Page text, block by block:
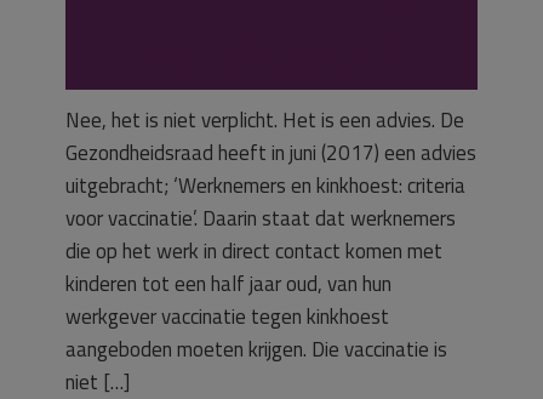
Nee, het is niet verplicht. Het is een advies. De
Gezondheidsraad heeft in juni (2017) een advies
uitgebracht; ‘Werknemers en kinkhoest: criteria
voor vaccinatie’. Daarin staat dat werknemers
die op het werk in direct contact komen met
kinderen tot een half jaar oud, van hun
werkgever vaccinatie tegen kinkhoest
aangeboden moeten krijgen. Die vaccinatie is
niet […]